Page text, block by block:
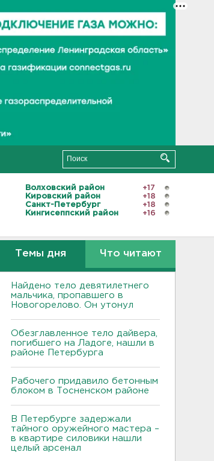
Волховский район
+17
Кировский район
+18
Санкт-Петербург
+18
Кингисеппский район
+16
Темы дня Что читают
Найдено тело девятилетнего
мальчика, пропавшего в
Новогорелово. Он утонул
Обезглавленное тело дайвера,
погибшего на Ладоге, нашли в
районе Петербурга
Рабочего придавило бетонным
блоком в Тосненском районе
В Петербурге задержали
тайного оружейного мастера –
в квартире силовики нашли
целый арсенал